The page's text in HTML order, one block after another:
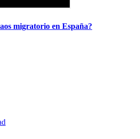
migratorio en España?